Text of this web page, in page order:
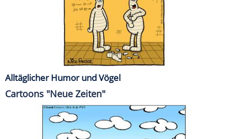
Alltäglicher Humor und Vögel
Cartoons "Neue Zeiten"